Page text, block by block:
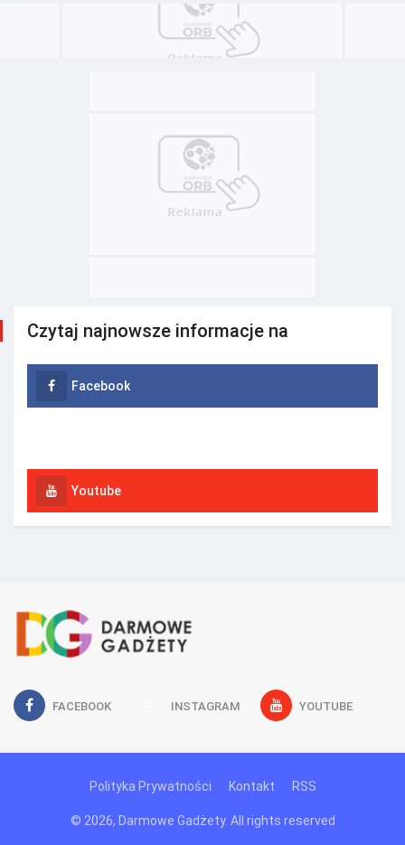
Czytaj najnowsze informacje na
Facebook
Youtube
FACEBOOK INSTAGRAM YOUTUBE
Polityka Prywatności Kontakt RSS
© 2026, Darmowe Gadżety. All rights reserved